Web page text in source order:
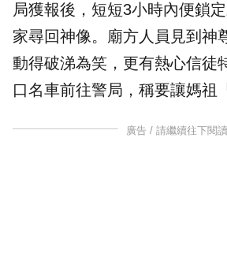
局獲報後，短短3小時內便鎖
家尋回神像。廟方人員見到神
動得破涕為笑，更有熱心信徒
口名車前往警局，稱要讓媽祖
廣告 / 請繼續往下閱讀